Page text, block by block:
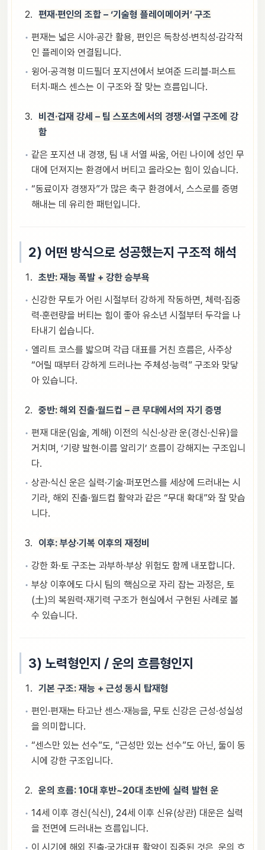
편재·편인의 조합 – ‘기술형 플레이메이커’ 구조
편재는 넓은 시야·공간 활용, 편인은 독창성·변칙성·감각적
인 플레이와 연결됩니다.
윙어·공격형 미드필더 포지션에서 보여준 드리블·퍼스트
터치·패스 센스는 이 구조와 잘 맞는 흐름입니다.
비견·겁재 강세 – 팀 스포츠에서의 경쟁·서열 구조에 강
함
같은 포지션 내 경쟁, 팀 내 서열 싸움, 어린 나이에 성인 무
대에 던져지는 환경에서 버티고 올라오는 힘이 있습니다.
“동료이자 경쟁자”가 많은 축구 환경에서, 스스로를 증명
해내는 데 유리한 패턴입니다.
2) 어떤 방식으로 성공했는지 구조적 해석
초반: 재능 폭발 + 강한 승부욕
신강한 무토가 어린 시절부터 강하게 작동하면, 체력·집중
력·훈련량을 버티는 힘이 좋아 유소년 시절부터 두각을 나
타내기 쉽습니다.
엘리트 코스를 밟으며 각급 대표를 거친 흐름은, 사주상
“어릴 때부터 강하게 드러나는 주체성·능력” 구조와 맞닿
아 있습니다.
중반: 해외 진출·월드컵 – 큰 무대에서의 자기 증명
편재 대운(임술, 계해) 이전의 식신·상관 운(경신·신유)을
거치며, ‘기량 발현·이름 알리기’ 흐름이 강해지는 구조입니
다.
상관·식신 운은 실력·기술·퍼포먼스를 세상에 드러내는 시
기라, 해외 진출·월드컵 활약과 같은 “무대 확대”와 잘 맞습
니다.
이후: 부상·기복 이후의 재정비
강한 화·토 구조는 과부하·부상 위험도 함께 내포합니다.
부상 이후에도 다시 팀의 핵심으로 자리 잡는 과정은, 토
(土)의 복원력·재기력 구조가 현실에서 구현된 사례로 볼
수 있습니다.
3) 노력형인지 / 운의 흐름형인지
기본 구조: 재능 + 근성 동시 탑재형
편인·편재는 타고난 센스·재능을, 무토 신강은 근성·성실성
을 의미합니다.
“센스만 있는 선수”도, “근성만 있는 선수”도 아닌, 둘이 동
시에 강한 구조입니다.
운의 흐름: 10대 후반~20대 초반에 실력 발현 운
14세 이후 경신(식신), 24세 이후 신유(상관) 대운은 실력
을 전면에 드러내는 흐름입니다.
이 시기에 해외 진출·국가대표 활약이 집중된 것은, 운의 흐